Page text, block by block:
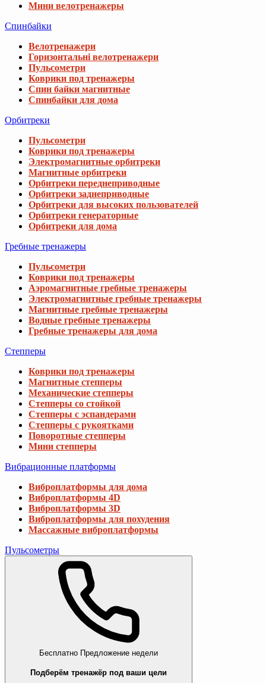
Мини велотренажеры
Спинбайки
Велотренажери
Горизонтальні велотренажери
Пульсометри
Коврики под тренажеры
Спин байки магнитные
Спинбайки для дома
Орбитреки
Пульсометри
Коврики под тренажеры
Электромагнитные орбитреки
Магнитные орбитреки
Орбитреки переднеприводные
Орбитреки заднеприводные
Орбитреки для высоких пользователей
Орбитреки генераторные
Орбитреки для дома
Гребные тренажеры
Пульсометри
Коврики под тренажеры
Аэромагнитные гребные тренажеры
Электромагнитные гребные тренажеры
Магнитные гребные тренажеры
Водные гребные тренажеры
Гребные тренажеры для дома
Степперы
Коврики под тренажеры
Магнитные степперы
Механические степперы
Степперы со стойкой
Степперы с эспандерами
Степперы с рукоятками
Поворотные степперы
Мини степперы
Вибрационные платформы
Виброплатформы для дома
Виброплатформы 4D
Виброплатформы 3D
Виброплатформы для похудения
Массажные виброплатформы
Пульсометры
Бесплатно Предложение недели
Подберём тренажёр под ваши цели